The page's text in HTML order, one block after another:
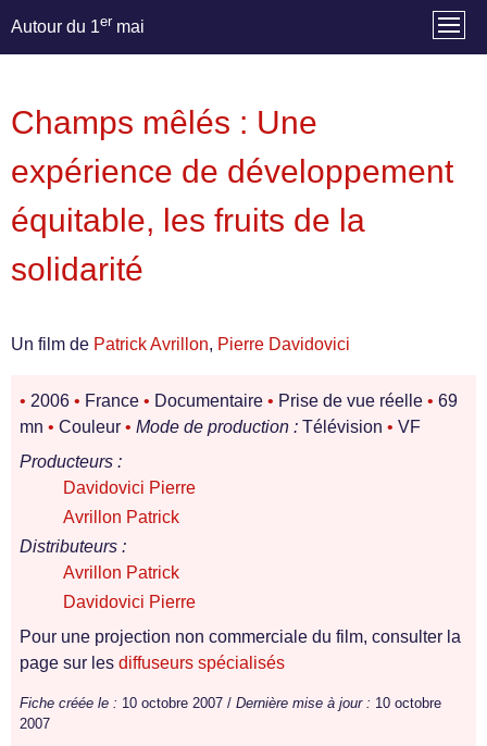
Autour du 1er mai
Champs mêlés : Une
expérience de développement
équitable, les fruits de la
solidarité
Un film de Patrick Avrillon, Pierre Davidovici
• 2006 • France • Documentaire • Prise de vue réelle • 69
mn • Couleur • Mode de production : Télévision • VF
Producteurs :
Davidovici Pierre
Avrillon Patrick
Distributeurs :
Avrillon Patrick
Davidovici Pierre
Pour une projection non commerciale du film, consulter la
page sur les diffuseurs spécialisés
Fiche créée le : 10 octobre 2007 / Dernière mise à jour : 10 octobre
2007